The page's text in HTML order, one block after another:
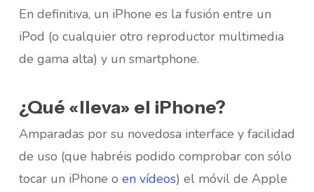
En definitiva, un iPhone es la fusión entre un
iPod (o cualquier otro reproductor multimedia
de gama alta) y un smartphone.
¿Qué «lleva» el iPhone?
Amparadas por su novedosa interface y facilidad
de uso (que habréis podido comprobar con sólo
tocar un iPhone o en vídeos) el móvil de Apple